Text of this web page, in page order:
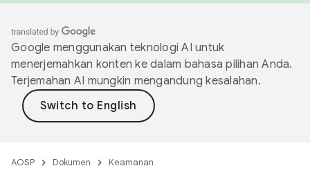
Google menggunakan teknologi AI untuk
menerjemahkan konten ke dalam bahasa pilihan Anda.
Terjemahan AI mungkin mengandung kesalahan.
AOSP Dokumen Keamanan